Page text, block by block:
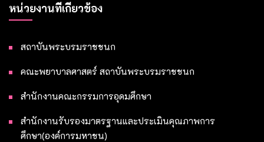
หน่วยงานที่เกี่ยวข้อง
สถาบันพระบรมราชชนก
คณะพยาบาลศาสตร์ สถาบันพระบรมราชชนก
สำนักงานคณะกรรมการอุดมศึกษา
สำนักงานรับรองมาตรฐานและประเมินคุณภาพการ
ศึกษา(องค์การมหาชน)